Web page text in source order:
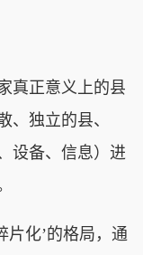
正意义上的县
、独立的县、
设备、信息）进
化’的格局，通